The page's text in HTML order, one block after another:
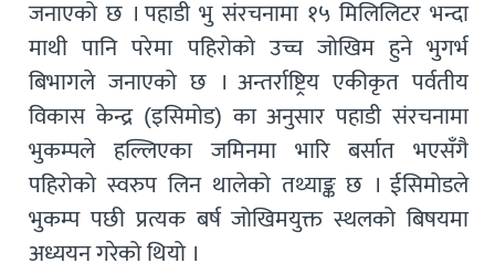
जनाएको छ । पहाडी भु संरचनामा १५ मिलिलिटर भन्दा
माथी पानि परेमा पहिरोको उच्च जोखिम हुने भुगर्भ
बिभागले जनाएको छ । अन्तर्राष्ट्रिय एकीकृत पर्वतीय
विकास केन्द्र (इसिमोड) का अनुसार पहाडी संरचनामा
भुकम्पले हल्लिएका जमिनमा भारि बर्सात भएसँगै
पहिरोको स्वरुप लिन थालेको तथ्याङ्क छ । ईसिमोडले
भुकम्प पछी प्रत्यक बर्ष जोखिमयुक्त स्थलको बिषयमा
अध्ययन गरेको थियो ।